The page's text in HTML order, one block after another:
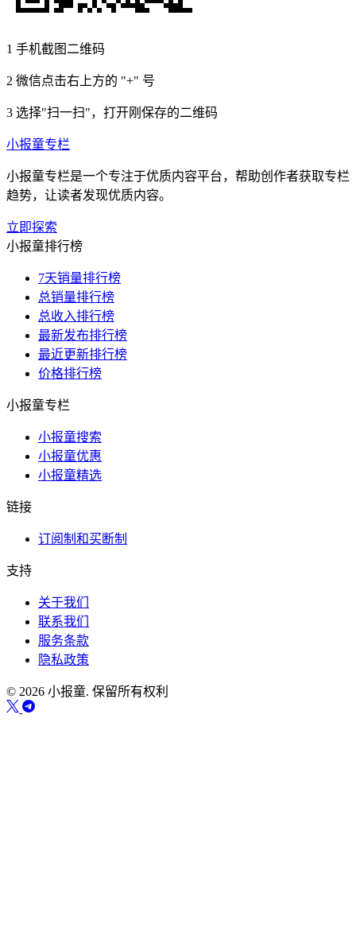
1 手机截图二维码
2 微信点击右上方的 "+" 号
3 选择"扫一扫"，打开刚保存的二维码
小报童专栏
小报童专栏是一个专注于优质内容平台，帮助创作者获取专栏
趋势，让读者发现优质内容。
立即探索
小报童排行榜
7天销量排行榜
总销量排行榜
总收入排行榜
最新发布排行榜
最近更新排行榜
价格排行榜
小报童专栏
小报童搜索
小报童优惠
小报童精选
链接
订阅制和买断制
支持
关于我们
联系我们
服务条款
隐私政策
© 2026 小报童. 保留所有权利